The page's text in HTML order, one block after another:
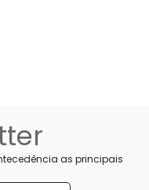
as principais